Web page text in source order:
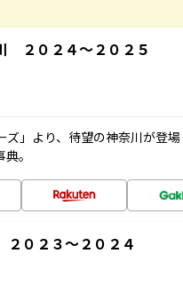
２０２４～２０２５
」より、待望の神奈川が登
。
０２３～２０２４